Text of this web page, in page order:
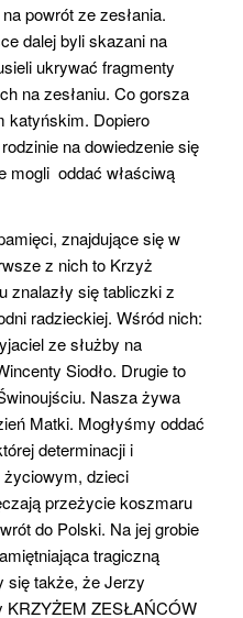
na powrót zezesłania.
dalej byli skazani na
ukrywać fragmenty
na zesłaniu. Co gorsza
katyńskim. Dopiero
na dowiedzenie się
mogli oddać właściwą
znajdujące się w
z nich to Krzyż
znalazły się tabliczki z
radzieckiej. Wśród nich:
ze służby na
Siodło. Drugie to
Nasza żywa
Matki. Mogłyśmy oddać
determinacji i
, dzieci
przeżycie koszmaru
do Polski. Na jej grobie
tragiczną
się także, że Jerzy
KRZYŻEM ZESŁAŃCÓW